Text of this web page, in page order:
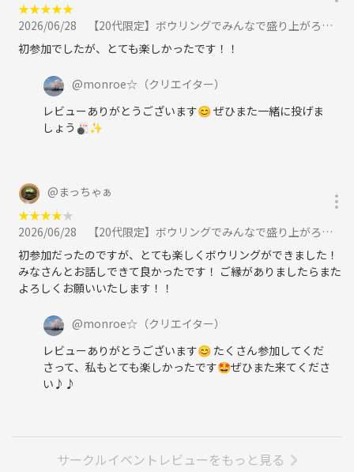
★★★★★
2026/06/28
【20代限定】ボウリングでみんなで盛り上がろう🤩🎳に参加
初参加でしたが、とても楽しかったです！！
@monroe☆ （クリエイター）
レビューありがとうございます😊 ぜひまた一緒に投げま
しょう🎳✨️
@まっちゃぁ
★★★★★
2026/06/28
【20代限定】ボウリングでみんなで盛り上がろう🤩🎳に参加
初参加だったのですが、とても楽しくボウリングができました！
みなさんとお話しできて良かったです！ ご縁がありましたらまた
よろしくお願いいたします！！
@monroe☆ （クリエイター）
レビューありがとうございます😊 たくさん参加してくだ
さって、私もとても楽しかったです🤩ぜひまた来てくださ
い♪♪
サークルイベントレビューをもっと見る